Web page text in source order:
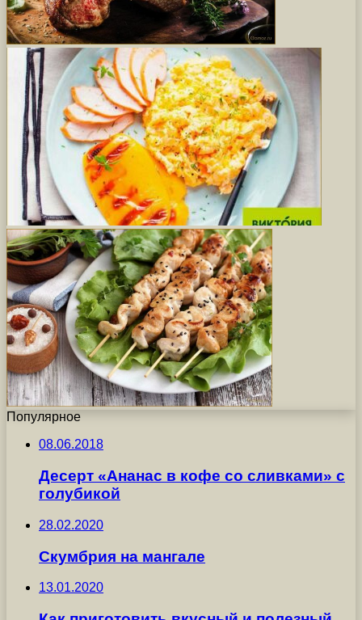
Популярное
08.06.2018
Десерт «Ананас в кофе со сливками» с
голубикой
28.02.2020
Скумбрия на мангале
13.01.2020